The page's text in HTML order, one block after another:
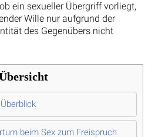
ein sexueller Übergriff vorliegt,
Wille nur aufgrund der
des Gegenübers nicht
beim Sex zum Freispruch